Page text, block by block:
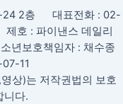
24 2층 대표전화 : 02-
호 : 파이낸스 데일리
보호책임자 : 채수종
11
상)는 저작권법의 보호
니다.